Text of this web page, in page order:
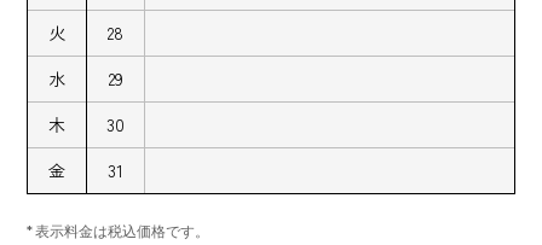
火
28
水
29
木
30
金
31
* 表示料金は税込価格です。